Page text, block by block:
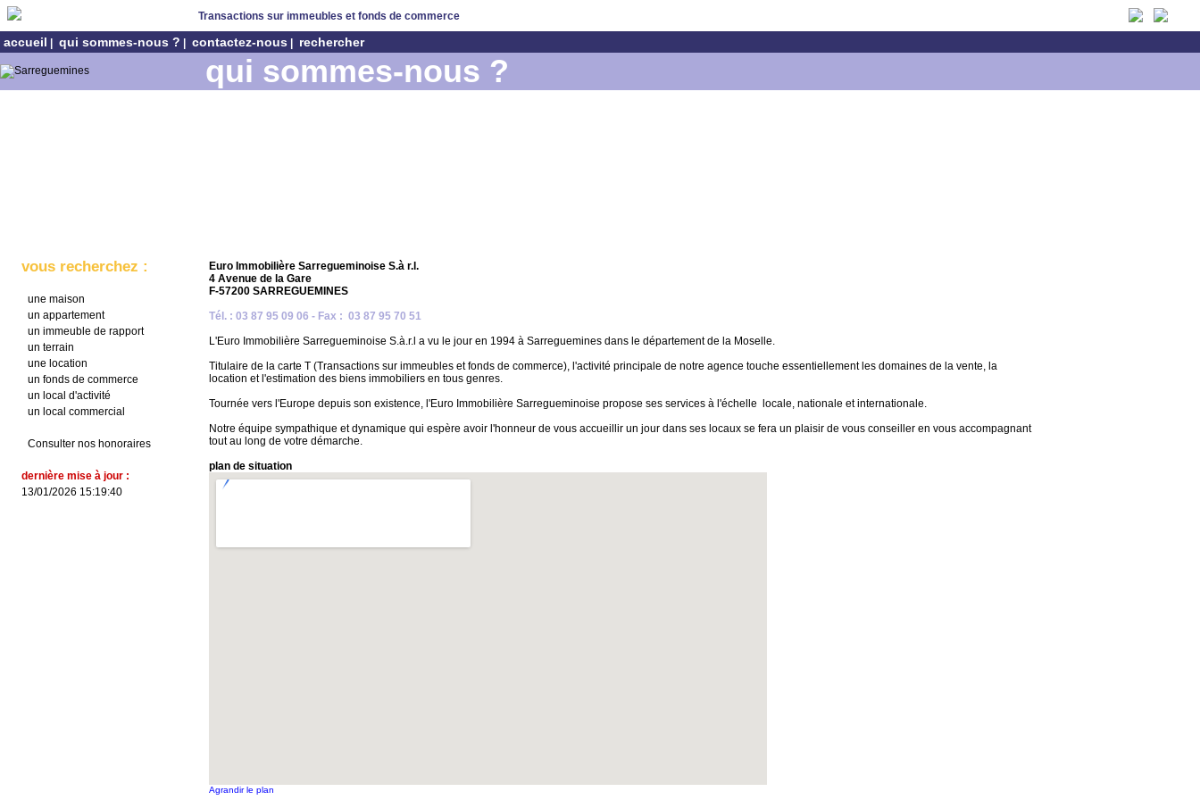
Transactions sur immeubles et fonds de commerce
accueil qui sommes-nous ? contactez-nous rechercher
qui sommes-nous ?
vous recherchez :
une maison
un appartement
un immeuble de rapport
un terrain
une location
un fonds de commerce
un local d'activité
un local commercial
Consulter nos honoraires
dernière mise à jour :
13/01/2026 15:19:40
Euro Immobilière Sarregueminoise S.à r.l.
4 Avenue de la Gare
F-57200 SARREGUEMINES
Tél. : 03 87 95 09 06 - Fax : 03 87 95 70 51
L'Euro Immobilière Sarregueminoise S.à.r.l a vu le jour en 1994 à Sarreguemines dans le département de la Moselle.
Titulaire de la carte T (Transactions sur immeubles et fonds de commerce), l'activité principale de notre agence touche essentiellement les domaines de la vente, la
location et l'estimation des biens immobiliers en tous genres.
Tournée vers l'Europe depuis son existence, l'Euro Immobilière Sarregueminoise propose ses services à l'échelle locale, nationale et internationale.
Notre équipe sympathique et dynamique qui espère avoir l'honneur de vous accueillir un jour dans ses locaux se fera un plaisir de vous conseiller en vous accompagnant
tout au long de votre démarche.
plan de situation
Agrandir le plan